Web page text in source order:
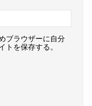
ブラウザーに自分
トを保存する。